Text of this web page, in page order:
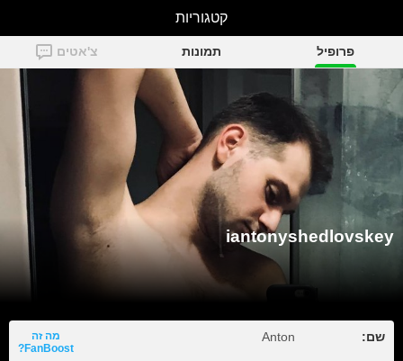
iantonyshedlovskey
פרופיל תמונות צ'אטים
iantonyshedlovskey
שם: Anton
מה זה
FanBoost?
קטגוריות